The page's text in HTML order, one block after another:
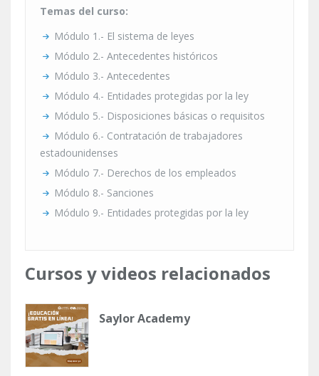
Temas del curso:
Módulo 1.- El sistema de leyes
Módulo 2.- Antecedentes históricos
Módulo 3.- Antecedentes
Módulo 4.- Entidades protegidas por la ley
Módulo 5.- Disposiciones básicas o requisitos
Módulo 6.- Contratación de trabajadores
estadounidenses
Módulo 7.- Derechos de los empleados
Módulo 8.- Sanciones
Módulo 9.- Entidades protegidas por la ley
Cursos y videos relacionados
Saylor Academy